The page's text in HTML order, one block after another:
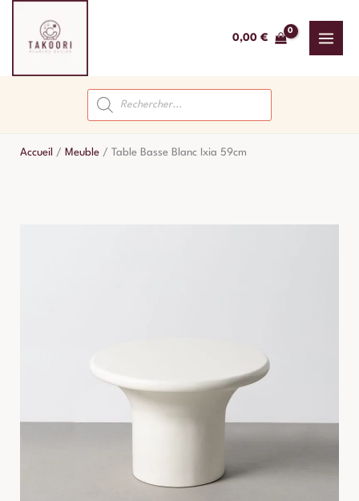
contenu
0,00 €
Recherche
de
produits
Accueil / Meuble / Table Basse Blanc Ixia 59cm